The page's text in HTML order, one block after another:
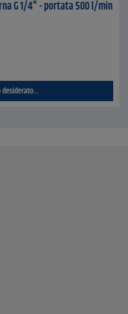
G 1/4" - portata 500 l/min